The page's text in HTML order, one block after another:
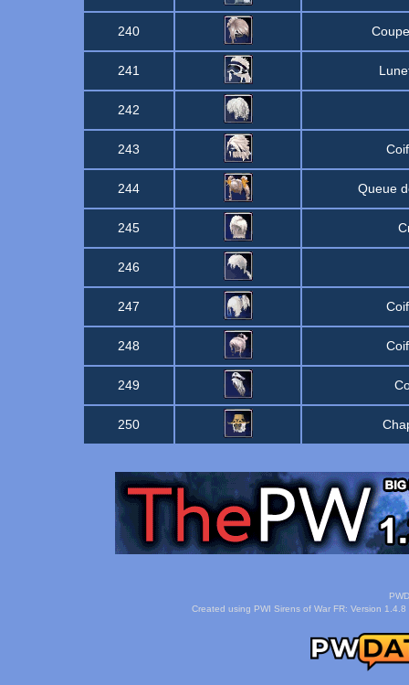
240
241
242
243
244 Queue
245
246
247
248
249
250
Created using PWI Sirens of War FR: Version